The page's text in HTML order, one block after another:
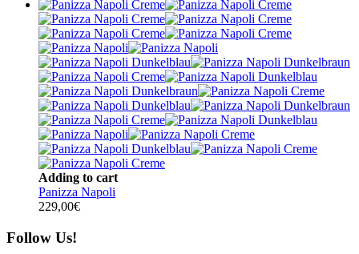
Adding to cart
Panizza Napoli
229,00€
Follow Us!